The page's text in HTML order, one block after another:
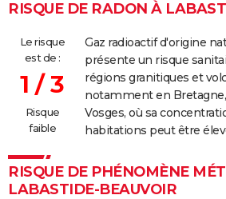
RISQUE DE RADON À
Le risque
est de :
1 / 3
Risque
faible
Gaz radioactif d'origine
présente un risque
régions granitiques et
notamment en
Vosges, où sa
habitations peut être
RISQUE DE PHÉNOMÈNE
LABASTIDE-BEAUVOIR